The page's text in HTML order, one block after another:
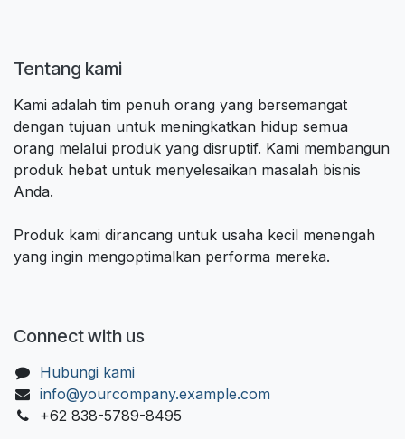
Tentang kami
Kami adalah tim penuh orang yang bersemangat
dengan tujuan untuk meningkatkan hidup semua
orang melalui produk yang disruptif. Kami membangun
produk hebat untuk menyelesaikan masalah bisnis
Anda.
Produk kami dirancang untuk usaha kecil menengah
yang ingin mengoptimalkan performa mereka.
Connect with us
Hubungi kami
info@yourcompany.example.com
+62 838-5789-8495